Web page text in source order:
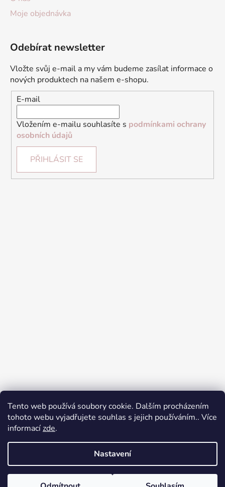
Tento web používá soubory cookie. Dalším procházením
tohoto webu vyjadřujete souhlas s jejich používáním.. Více
informacízde.
Nastavení
Moje objednávka
Odebírat newsletter
Vložte svůj e-mail a my vám budeme zasílat informace o
nových produktech na našem e-shopu.
E-mail
Vložením e-mailu souhlasíte s podmínkami ochrany
osobních údajů
PŘIHLÁSIT SE
Přijímáme online platby